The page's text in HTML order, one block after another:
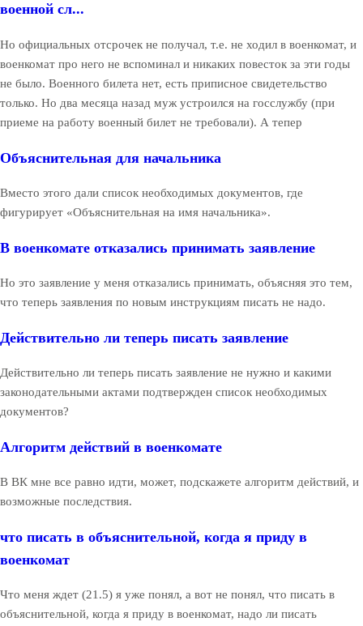
военной сл...
Но официальных отсрочек не получал, т.е. не ходил в военкомат, и
военкомат про него не вспоминал и никаких повесток за эти годы
не было. Военного билета нет, есть приписное свидетельство
только. Но два месяца назад муж устроился на госслужбу (при
приеме на работу военный билет не требовали). А тепер
Объяснительная для начальника
Вместо этого дали список необходимых документов, где
фигурирует «Объяснительная на имя начальника».
В военкомате отказались принимать заявление
Но это заявление у меня отказались принимать, объясняя это тем,
что теперь заявления по новым инструкциям писать не надо.
Действительно ли теперь писать заявление
Действительно ли теперь писать заявление не нужно и какими
законодательными актами подтвержден список необходимых
документов?
Алгоритм действий в военкомате
В ВК мне все равно идти, может, подскажете алгоритм действий, и
возможные последствия.
что писать в объяснительной, когда я приду в
военкомат
Что меня ждет (21.5) я уже понял, а вот не понял, что писать в
объяснительной, когда я приду в военкомат, надо ли писать